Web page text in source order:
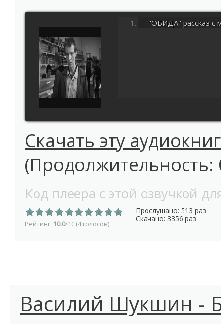
"ОБИДА" рассказ с
Скачать эту
(Продолжительность:
Код плеера с этой озвучкой
Рейтинг: 10.0/10 (4 голосов)
Прослушано: 513 раз
Скачано: 3356 раз
Василий Шукшин -